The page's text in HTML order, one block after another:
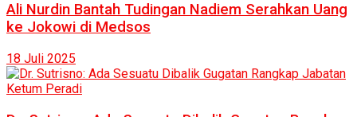
Ali Nurdin Bantah Tudingan Nadiem Serahkan Uang
ke Jokowi di Medsos
18 Juli 2025